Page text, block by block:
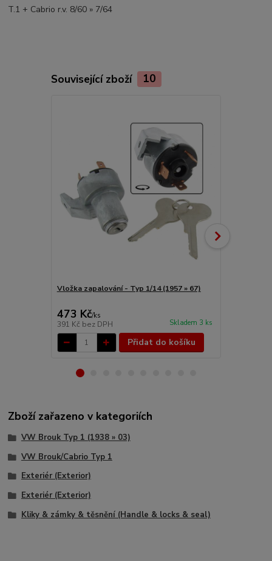
T.1 + Cabrio r.v. 8/60 » 7/64
Související zboží 10
Vložka zapalování - Typ 1/14 (1957 » 67)
473 Kč/ks
391 Kč bez DPH Skladem 3 ks
Přidat do košíku
Zboží zařazeno v kategoriích
VW Brouk Typ 1 (1938 » 03)
VW Brouk/Cabrio Typ 1
Exteriér (Exterior)
Exteriér (Exterior)
Kliky & zámky & těsnění (Handle & locks & seal)